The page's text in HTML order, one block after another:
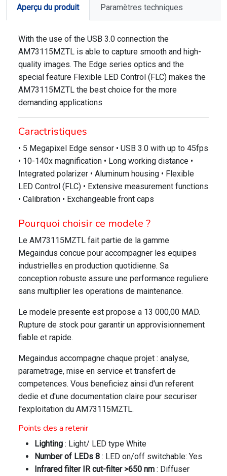
Aperçu du produit Paramètres techniques
With the use of the USB 3.0 connection the
AM73115MZTL is able to capture smooth and high-
quality images. The Edge series optics and the
special feature Flexible LED Control (FLC) makes the
AM73115MZTL the best choice for the more
demanding applications
Caractristiques
• 5 Megapixel Edge sensor • USB 3.0 with up to 45fps
• 10-140x magnification • Long working distance •
Integrated polarizer • Aluminum housing • Flexible
LED Control (FLC) • Extensive measurement functions
• Calibration • Exchangeable front caps
Pourquoi choisir ce modele ?
Le AM73115MZTL fait partie de la gamme
Megaindus concue pour accompagner les equipes
industrielles en production quotidienne. Sa
conception robuste assure une performance reguliere
sans multiplier les operations de maintenance.
Le modele presente est propose a 13 000,00 MAD.
Rupture de stock pour garantir un approvisionnement
fiable et rapide.
Megaindus accompagne chaque projet : analyse,
parametrage, mise en service et transfert de
competences. Vous beneficiez ainsi d'un referent
dedie et d'une documentation claire pour securiser
l'exploitation du AM73115MZTL.
Points cles a retenir
Lighting : Light/ LED type White
Number of LEDs 8 : LED on/off switchable: Yes
Infrared filter IR cut-filter >650 nm : Diffuser